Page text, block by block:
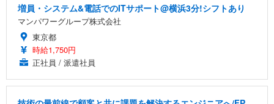
増員・システム&電話でのITサポート@横浜3分!シフトあり
マンパワーグループ株式会社
東京都
時給1,750円
正社員 / 派遣社員